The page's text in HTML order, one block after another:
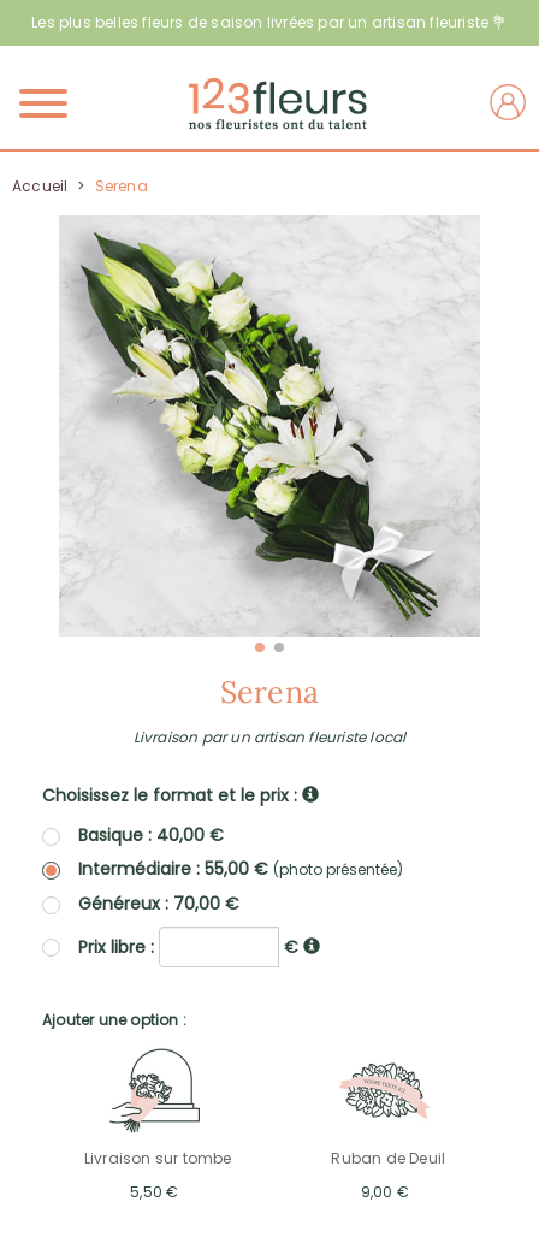
Les plus belles fleurs de saison livrées par un artisan fleuriste 💐
Menu
Accueil > Serena
Serena
Livraison par un artisan fleuriste local
Choisissez le format et le prix :
Basique : 40,00 €
Intermédiaire : 55,00 € (photo présentée)
Généreux : 70,00 €
Prix libre :
€
Ajouter une option :
Livraison sur tombe
5,50 €
Ruban de Deuil
9,00 €